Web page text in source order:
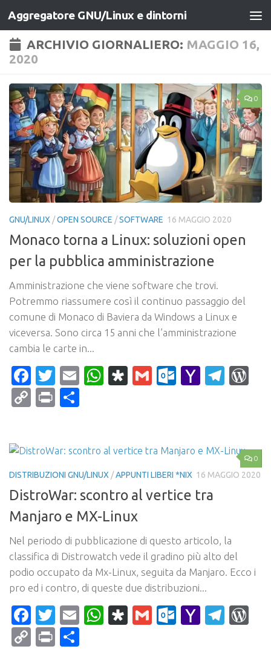
Salta al contenuto
Aggregatore GNU/Linux e dintorni
ARCHIVIO GIORNALIERO: MAGGIO 16,
2020
0
GNU/LINUX /OPEN SOURCE /SOFTWARE 16 MAGGIO 2020
Monaco torna a Linux: soluzioni open
per la pubblica amministrazione
Amministrazione che viene software che trovi.
Potremmo riassumere così il continuo passaggio del
comune di Monaco di Baviera da Windows a Linux e
viceversa. Sono circa 15 anni che l’amministrazione
cambia le carte in...
Facebook
Twitter
EmailWhatsApp
Diaspora
Gmail Yahoo
CopyPrint
0
DISTRIBUZIONI GNU/LINUX /APPUNTI LIBERI *NIX 16 MAGGIO 2020
DistroWar: scontro al vertice tra
Manjaro e MX-Linux
Nel periodo di pubblicazione di questo articolo, la
classifica di Distrowatch vede il gradino più alto del
podio occupato da Mx-Linux, seguita da Manjaro. Ecco i
pro ed i contro, di queste due distribuzioni...
Facebook
Twitter
EmailWhatsApp
Diaspora
Gmail Yahoo
CopyPrint